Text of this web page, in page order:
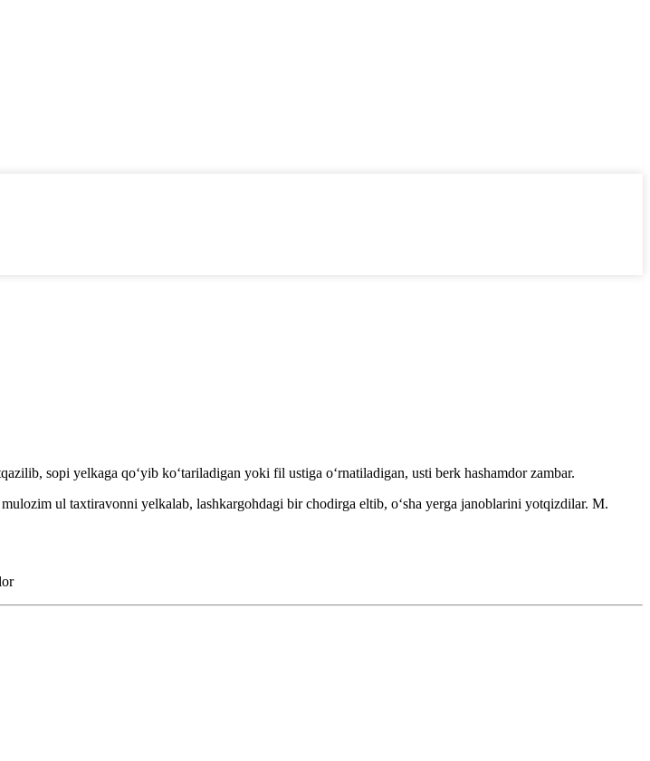
sopi yelkaga qoʻyib koʻtariladigan yoki fil ustiga oʻrnatiladigan, usti berk hashamdor zambar.
ul taxtiravonni yelkalab, lashkargohdagi bir chodirga eltib, oʻsha yerga janoblarini yotqizdilar. M.